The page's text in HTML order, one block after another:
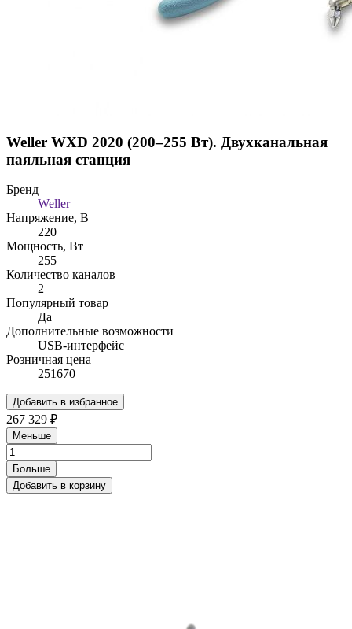
Weller WXD 2020 (200–255 Вт). Двухканальная
паяльная станция
Бренд
Weller
Напряжение, В
220
Мощность, Вт
255
Количество каналов
2
Популярный товар
Да
Дополнительные возможности
USB-интерфейс
Розничная цена
251670
Добавить в избранное
267 329 ₽
Меньше
Больше
Добавить в корзину